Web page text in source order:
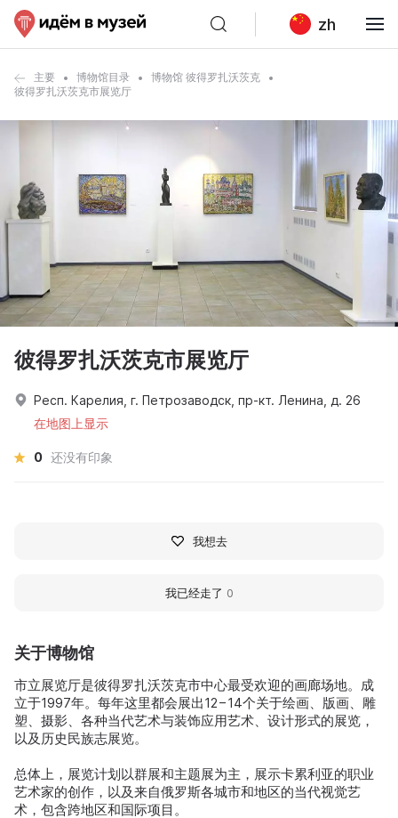
zh
主要 博物馆目录
博物馆 彼得罗扎沃茨克
彼得罗扎沃茨克市展览厅
关于博物馆
市立展览厅是彼得罗扎沃茨克市中心最受欢迎的画廊场地。成
立于1997年。每年这里都会展出12−14个关于绘画、版画、雕
塑、摄影、各种当代艺术与装饰应用艺术、设计形式的展览，
以及历史民族志展览。
总体上，展览计划以群展和主题展为主，展示卡累利亚的职业
艺术家的创作，以及来自俄罗斯各城市和地区的当代视觉艺
术，包含跨地区和国际项目。
彼得罗扎沃茨克市展览厅
Респ. Карелия, г. Петрозаводск, пр-кт. Ленина, д. 26
在地图上显示
0 还没有印象
我想去
我已经走了 0